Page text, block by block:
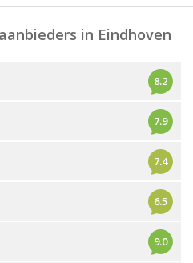
in Eindhoven
8.2
7.9
7.4
6.5
9.0